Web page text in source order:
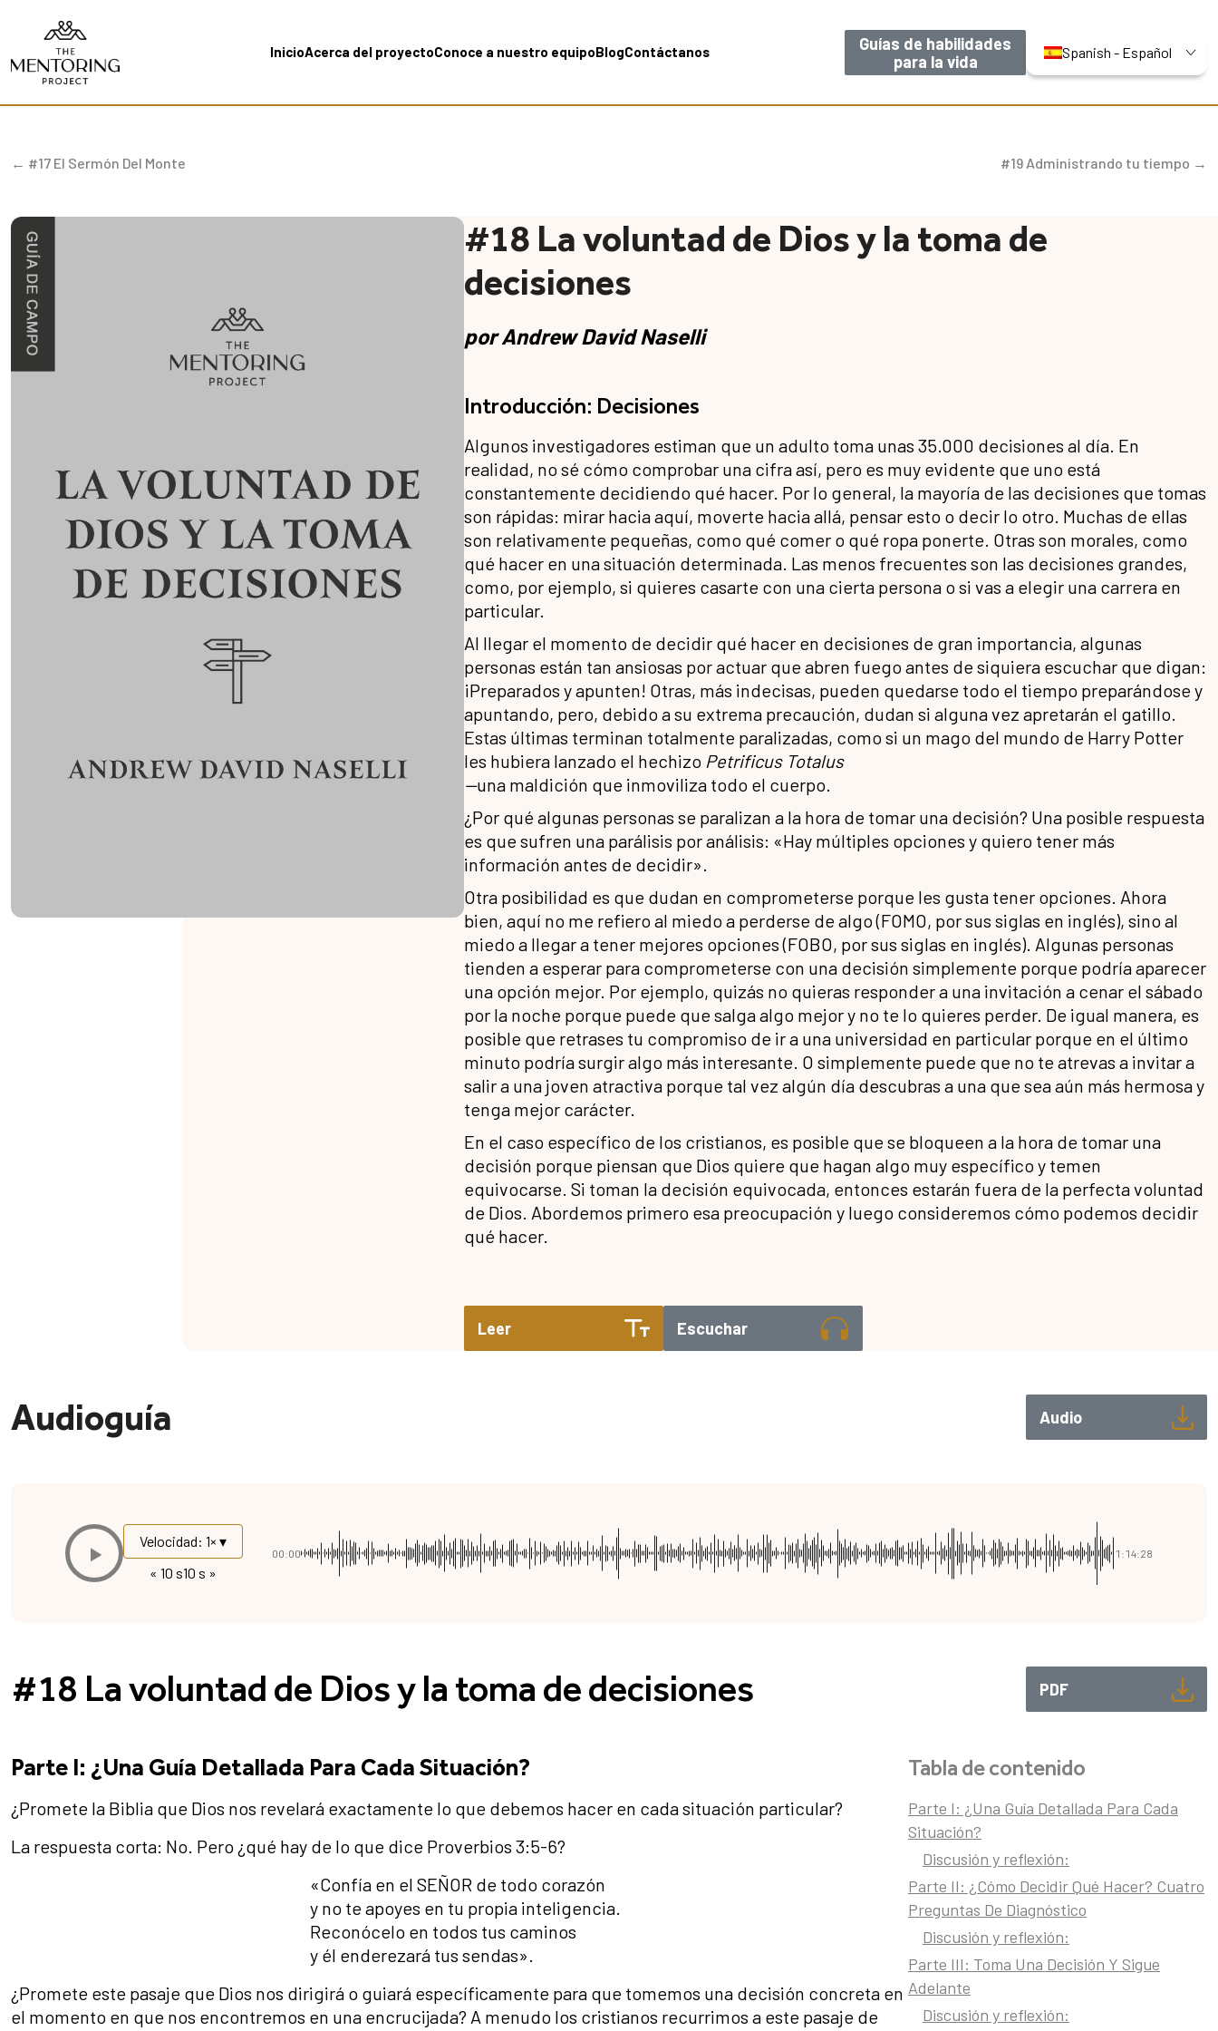
InicioAcerca del proyectoConoce a nuestro equipoBlogContáctanos
Guías de habilidades
para la vida
Spanish - Español
← #17 El Sermón Del Monte #19 Administrando tu tiempo →
#18 La voluntad de Dios y la toma de
decisiones
porAndrew David Naselli
Introducción: Decisiones
Algunos investigadores estiman que un adulto toma unas 35.000 decisiones al día. En
realidad, no sé cómo comprobar una cifra así, pero es muy evidente que uno está
constantemente decidiendo qué hacer. Por lo general, la mayoría de las decisiones que tomas
son rápidas: mirar hacia aquí, moverte hacia allá, pensar esto o decir lo otro. Muchas de ellas
son relativamente pequeñas, como qué comer o qué ropa ponerte. Otras son morales, como
qué hacer en una situación determinada. Las menos frecuentes son las decisiones grandes,
como, por ejemplo, si quieres casarte con una cierta persona o si vas a elegir una carrera en
particular.
Al llegar el momento de decidir qué hacer en decisiones de gran importancia, algunas
personas están tan ansiosas por actuar que abren fuego antes de siquiera escuchar que digan:
¡Preparados y apunten! Otras, más indecisas, pueden quedarse todo el tiempo preparándose y
apuntando, pero, debido a su extrema precaución, dudan si alguna vez apretarán el gatillo.
Estas últimas terminan totalmente paralizadas, como si un mago del mundo de Harry Potter
les hubiera lanzado el hechizo Petrificus Totalus
—una maldición que inmoviliza todo el cuerpo.
¿Por qué algunas personas se paralizan a la hora de tomar una decisión? Una posible respuesta
es que sufren una parálisis por análisis: «Hay múltiples opciones y quiero tener más
información antes de decidir».
Otra posibilidad es que dudan en comprometerse porque les gusta tener opciones. Ahora
bien, aquí no me refiero al miedo a perderse de algo (FOMO, por sus siglas en inglés), sino al
miedo a llegar a tener mejores opciones (FOBO, por sus siglas en inglés). Algunas personas
tienden a esperar para comprometerse con una decisión simplemente porque podría aparecer
una opción mejor. Por ejemplo, quizás no quieras responder a una invitación a cenar el sábado
por la noche porque puede que salga algo mejor y no te lo quieres perder. De igual manera, es
posible que retrases tu compromiso de ir a una universidad en particular porque en el último
minuto podría surgir algo más interesante. O simplemente puede que no te atrevas a invitar a
salir a una joven atractiva porque tal vez algún día descubras a una que sea aún más hermosa y
tenga mejor carácter.
En el caso específico de los cristianos, es posible que se bloqueen a la hora de tomar una
decisión porque piensan que Dios quiere que hagan algo muy específico y temen
equivocarse. Si toman la decisión equivocada, entonces estarán fuera de la perfecta voluntad
de Dios. Abordemos primero esa preocupación y luego consideremos cómo podemos decidir
qué hacer.
Leer Escuchar
Audioguía Audio
00:00 1:14:28
Velocidad: 1× ▾
« 10 s10 s »
#18 La voluntad de Dios y la toma de decisiones
Parte I: ¿Una Guía Detallada Para Cada Situación?
¿Promete la Biblia que Dios nos revelará exactamente lo que debemos hacer en cada situación particular?
La respuesta corta: No. Pero ¿qué hay de lo que dice Proverbios 3:5-6?
«Confía en el SEÑOR de todo corazón
y no te apoyes en tu propia inteligencia.
Reconócelo en todos tus caminos
y él enderezará tus sendas».
¿Promete este pasaje que Dios nos dirigirá o guiará específicamente para que tomemos una decisión concreta en
el momento en que nos encontremos en una encrucijada? A menudo los cristianos recurrimos a este pasaje de
PDF
Tabla de contenido
Parte I: ¿Una Guía Detallada Para Cada
Situación?
Discusión y reflexión:
Parte II: ¿Cómo Decidir Qué Hacer? Cuatro
Preguntas De Diagnóstico
Discusión y reflexión:
Parte III: Toma Una Decisión Y Sigue
Adelante
Discusión y reflexión: